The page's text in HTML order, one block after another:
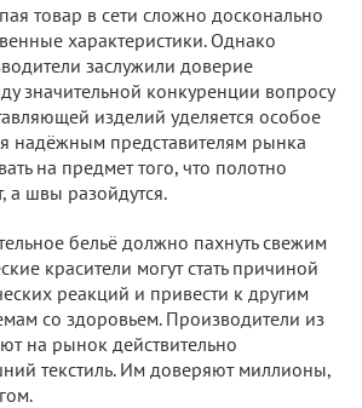
товар в сети сложно досконально
характеристики. Однако
заслужили доверие
значительной конкуренции вопросу
изделий уделяется особое
надёжным представителям рынка
на предмет того, что полотно
а швы разойдутся.
бельё должно пахнуть свежим
красители могут стать причиной
реакций и привести к другим
со здоровьем. Производители из
на рынок действительно
текстиль. Им доверяют миллионы,